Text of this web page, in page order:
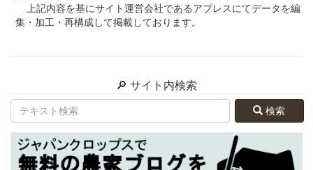
上記内容を基にサイト運営会社であるアプレスにてデータを編
集・加工・再構成して掲載しております。
🔎 サイト内検索
検索